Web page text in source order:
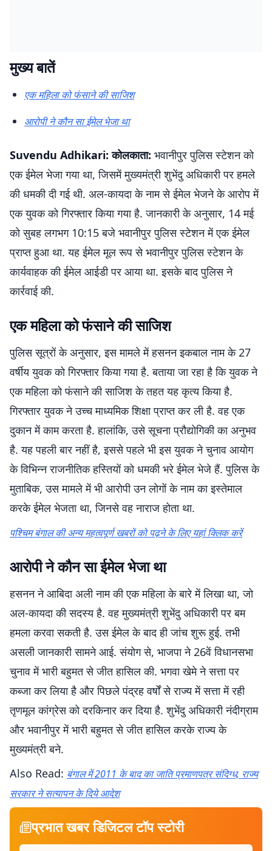
मुख्य बातें
एक महिला को फंसाने की साजिश
आरोपी ने कौन सा ईमेल भेजा था
Suvendu Adhikari: कोलकाता: भवानीपुर पुलिस स्टेशन को
एक ईमेल भेजा गया था, जिसमें मुख्यमंत्री शुभेंदु अधिकारी पर हमले
की धमकी दी गई थी. अल-कायदा के नाम से ईमेल भेजने के आरोप में
एक युवक को गिरफ्तार किया गया है. जानकारी के अनुसार, 14 मई
को सुबह लगभग 10:15 बजे भवानीपुर पुलिस स्टेशन में एक ईमेल
प्राप्त हुआ था. यह ईमेल मूल रूप से भवानीपुर पुलिस स्टेशन के
कार्यवाहक की ईमेल आईडी पर आया था. इसके बाद पुलिस ने
कार्रवाई की.
एक महिला को फंसाने की साजिश
पुलिस सूत्रों के अनुसार, इस मामले में हसनन इकबाल नाम के 27
वर्षीय युवक को गिरफ्तार किया गया है. बताया जा रहा है कि युवक ने
एक महिला को फंसाने की साजिश के तहत यह कृत्य किया है.
गिरफ्तार युवक ने उच्च माध्यमिक शिक्षा प्राप्त कर ली है. वह एक
दुकान में काम करता है. हालांकि, उसे सूचना प्रौद्योगिकी का अनुभव
है. यह पहली बार नहीं है, इससे पहले भी इस युवक ने चुनाव आयोग
के विभिन्न राजनीतिक हस्तियों को धमकी भरे ईमेल भेजे हैं. पुलिस के
मुताबिक, उस मामले में भी आरोपी उन लोगों के नाम का इस्तेमाल
करके ईमेल भेजता था, जिनसे वह नाराज होता था.
पश्चिम बंगाल की अन्य महत्वपूर्ण खबरों को पढ़ने के लिए यहां क्लिक करें
आरोपी ने कौन सा ईमेल भेजा था
हसनन ने आबिदा अली नाम की एक महिला के बारे में लिखा था, जो
अल-कायदा की सदस्य है. वह मुख्यमंत्री शुभेंदु अधिकारी पर बम
हमला करवा सकती है. उस ईमेल के बाद ही जांच शुरू हुई. तभी
असली जानकारी सामने आई. संयोग से, भाजपा ने 26वें विधानसभा
चुनाव में भारी बहुमत से जीत हासिल की. ​​भगवा खेमे ने सत्ता पर
कब्जा कर लिया है और पिछले पंद्रह वर्षों से राज्य में सत्ता में रही
तृणमूल कांग्रेस को दरकिनार कर दिया है. शुभेंदु अधिकारी नंदीग्राम
और भवानीपुर में भारी बहुमत से जीत हासिल करके राज्य के
मुख्यमंत्री बने.
Also Read: बंगाल में 2011 के बाद का जाति प्रमाणपत्र संदिग्ध, राज्य
सरकार ने सत्यापन के दिये आदेश
प्रभात खबर डिजिटल टॉप स्टोरी